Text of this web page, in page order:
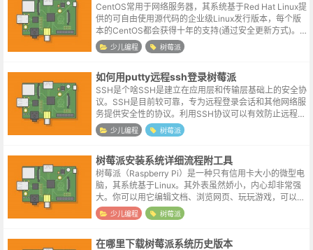
CentOS常用于网络服务器，其系统基于Red Hat Linux提
供的可自由使用源代码的企业级Linux发行版本，每个版
本的CentOS都会获得十年的支持(通过安全更新方式)。C
entOS以保守与稳定著称，对于稳定性要求较高，不需
要...
少儿编程 树莓派
如何用putty远程ssh登录树莓派
SSH是个啥SSH是建立在应用层和传输层基础上的安全协
议。SSH是目前较可靠，专为远程登录会话和其他网络服
务提供安全性的协议。利用SSH协议可以有效防止远程管
理过程中的信息泄露问题。SSH最初是UNIX系统上的一
个程序，后来又迅速扩展...
少儿编程 树莓派
树莓派安装系统详细流程附工具
树莓派（Raspberry Pi）是一种只有信用卡大小的微型电
脑，其系统基于Linux。其外表虽然娇小，内心却非常强
大。你可以用它编辑文档、浏览网页、玩玩游戏，可以把
它打造成一个家庭影院，甚至把它作为一个低功耗的网络
服务器。标配的树莓...
少儿编程 树莓派
在哪里下载树莓派系统历史版本